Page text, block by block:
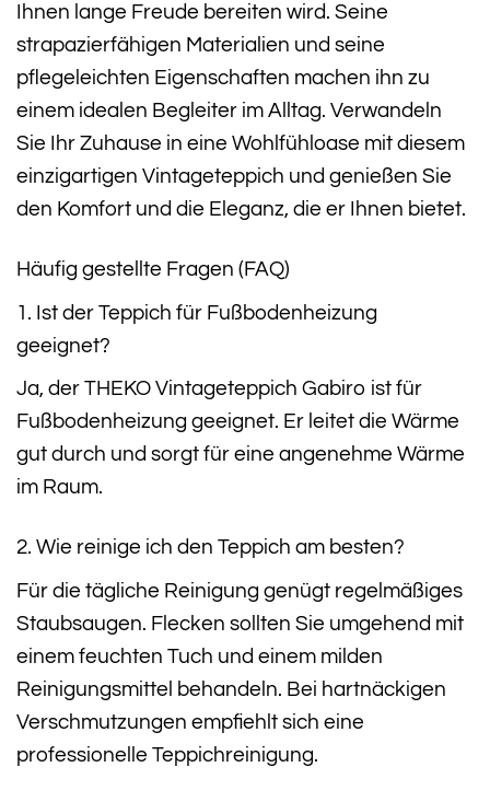
Ihnen lange Freude bereiten wird. Seine
strapazierfähigen Materialien und seine
pflegeleichten Eigenschaften machen ihn zu
einem idealen Begleiter im Alltag. Verwandeln
Sie Ihr Zuhause in eine Wohlfühloase mit diesem
einzigartigen Vintageteppich und genießen Sie
den Komfort und die Eleganz, die er Ihnen bietet.
Häufig gestellte Fragen (FAQ)
1. Ist der Teppich für Fußbodenheizung
geeignet?
Ja, der THEKO Vintageteppich Gabiro ist für
Fußbodenheizung geeignet. Er leitet die Wärme
gut durch und sorgt für eine angenehme Wärme
im Raum.
2. Wie reinige ich den Teppich am besten?
Für die tägliche Reinigung genügt regelmäßiges
Staubsaugen. Flecken sollten Sie umgehend mit
einem feuchten Tuch und einem milden
Reinigungsmittel behandeln. Bei hartnäckigen
Verschmutzungen empfiehlt sich eine
professionelle Teppichreinigung.